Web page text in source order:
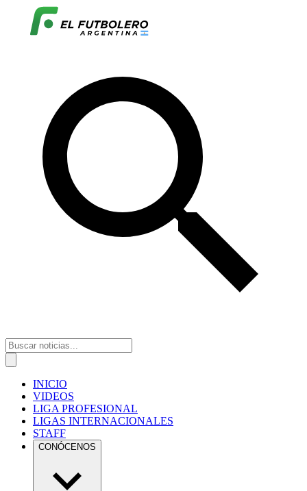
INICIO
VIDEOS
LIGA PROFESIONAL
LIGAS INTERNACIONALES
STAFF
CONÓCENOS